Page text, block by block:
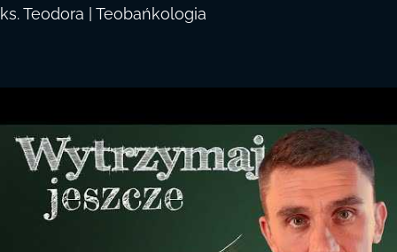
ks. Teodora | Teobańkologia